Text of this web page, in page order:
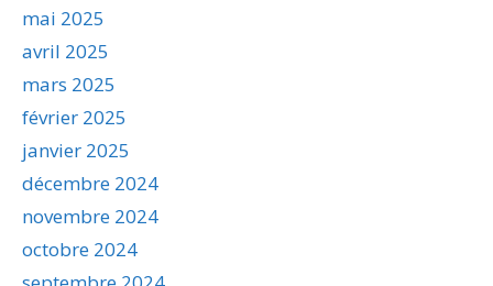
mai 2025
avril 2025
mars 2025
février 2025
janvier 2025
décembre 2024
novembre 2024
octobre 2024